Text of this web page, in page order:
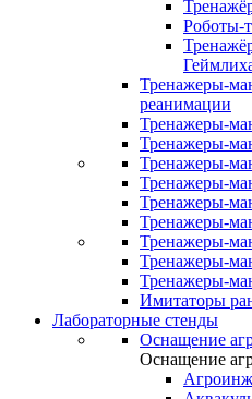
Роботы-
Тренажеры-
реанимации
Тренажеры-
Тренажеры-
Тренажеры-
Тренажеры-
Тренажеры-
Тренажеры-
Тренажеры-
Тренажеры-
Тренажеры-
Имитаторы
Лабораторные стенды
Оснащение
Оснащение